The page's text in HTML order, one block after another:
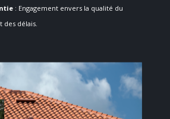
: Engagement envers la qualité du
des délais.